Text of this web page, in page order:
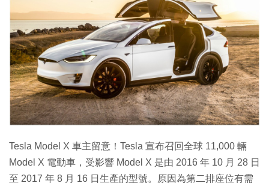
生成式AI與雲端應用
Enterprise Digital Transformation
特集
Tesla Model X 車主留意！Tesla 宣布召回全球 11,000 輛
Model X 電動車，受影響 Model X 是由 2016 年 10 月 28 日
至 2017 年 8 月 16 日生產的型號。原因為第二排座位有需